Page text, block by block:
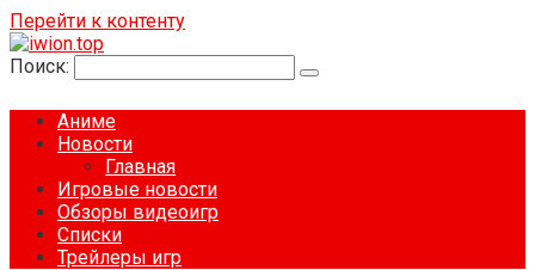
Перейти к контенту
Поиск:
Аниме
Новости
Главная
Игровые новости
Обзоры видеоигр
Списки
Трейлеры игр